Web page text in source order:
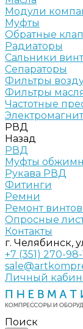
Модули
Муфты
Обратные
Радиаторы
Сальники
Сепараторы
Фильтры
Фильтры
Частотные
РВД
Назад
РВД
Муфты
Рукава РВД
Фитинги
Ремни
Ремонт
Опросные
Контакты
г. Челябинск,
+7 (351) 270-98-
Личный
Поиск